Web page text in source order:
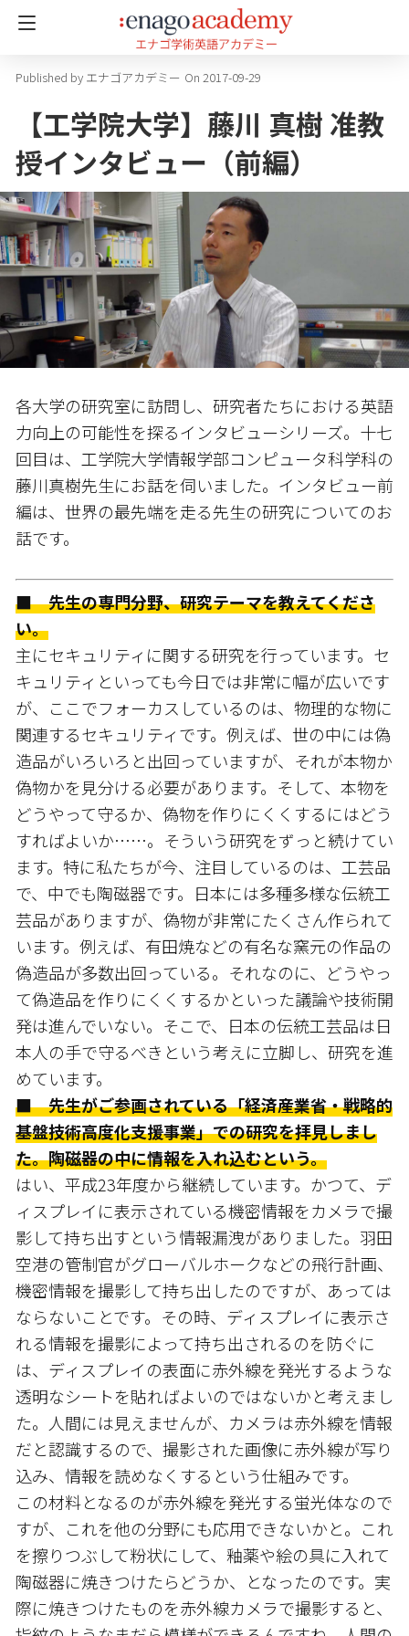
エナゴアカデミー On 2017-09-29
【工学院大学】藤川 真樹 准教
授インタビュー（前編）
各大学の研究室に訪問し、研究者たちにおける英語
力向上の可能性を探るインタビューシリーズ。十七
回目は、工学院大学情報学部コンピュータ科学科の
藤川真樹先生にお話を伺いました。インタビュー前
編は、世界の最先端を走る先生の研究についてのお
話です。
■ 先生の専門分野、研究テーマを教えてくださ
い。
主にセキュリティに関する研究を行っています。セ
キュリティといっても今日では非常に幅が広いです
が、ここでフォーカスしているのは、物理的な物に
関連するセキュリティです。例えば、世の中には偽
造品がいろいろと出回っていますが、それが本物か
偽物かを見分ける必要があります。そして、本物を
どうやって守るか、偽物を作りにくくするにはどう
すればよいか……。そういう研究をずっと続けてい
ます。特に私たちが今、注目しているのは、工芸品
で、中でも陶磁器です。日本には多種多様な伝統工
芸品がありますが、偽物が非常にたくさん作られて
います。例えば、有田焼などの有名な窯元の作品の
偽造品が多数出回っている。それなのに、どうやっ
て偽造品を作りにくくするかといった議論や技術開
発は進んでいない。そこで、日本の伝統工芸品は日
本人の手で守るべきという考えに立脚し、研究を進
めています。
■ 先生がご参画されている「経済産業省・戦略的
基盤技術高度化支援事業」での研究を拝見しまし
た。陶磁器の中に情報を入れ込むという。
はい、平成23年度から継続しています。かつて、デ
ィスプレイに表示されている機密情報をカメラで撮
影して持ち出すという情報漏洩がありました。羽田
空港の管制官がグローバルホークなどの飛行計画、
機密情報を撮影して持ち出したのですが、あっては
ならないことです。その時、ディスプレイに表示さ
れる情報を撮影によって持ち出されるのを防ぐに
は、ディスプレイの表面に赤外線を発光するような
透明なシートを貼ればよいのではないかと考えまし
た。人間には見えませんが、カメラは赤外線を情報
だと認識するので、撮影された画像に赤外線が写り
込み、情報を読めなくするという仕組みです。
この材料となるのが赤外線を発光する蛍光体なので
すが、これを他の分野にも応用できないかと。これ
を擦りつぶして粉状にして、釉薬や絵の具に入れて
陶磁器に焼きつけたらどうか、となったのです。実
際に焼きつけたものを赤外線カメラで撮影すると、